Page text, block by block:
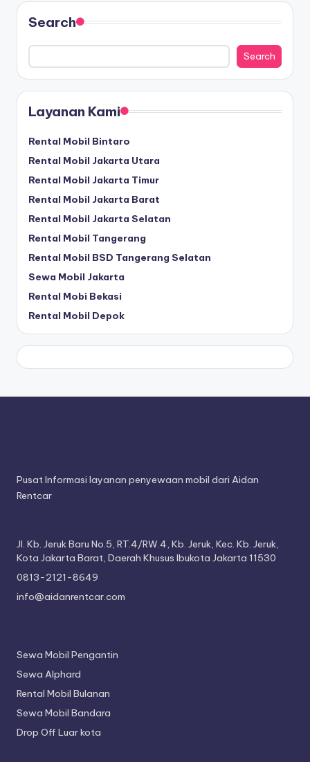
Search
Search
Layanan Kami
Rental Mobil Bintaro
Rental Mobil Jakarta Utara
Rental Mobil Jakarta Timur
Rental Mobil Jakarta Barat
Rental Mobil Jakarta Selatan
Rental Mobil Tangerang
Rental Mobil BSD Tangerang Selatan
Sewa Mobil Jakarta
Rental Mobi Bekasi
Rental Mobil Depok
Pusat Informasi layanan penyewaan mobil dari Aidan
Rentcar
Jl. Kb. Jeruk Baru No.5, RT.4/RW.4, Kb. Jeruk, Kec. Kb. Jeruk,
Kota Jakarta Barat, Daerah Khusus Ibukota Jakarta 11530
0813-2121-8649
info@aidanrentcar.com
Sewa Mobil Pengantin
Sewa Alphard
Rental Mobil Bulanan
Sewa Mobil Bandara
Drop Off Luar kota